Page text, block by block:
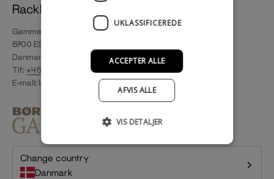
RackBuddy
Gammel Vardeevej 66a
6700 ESBJERG
Danmark
Tlf:+45 33 22 02 40
E-mail:info@rackbuddy.dk
Change country
Danmark
UKLASSIFICEREDE
ACCEPTER ALLE
AFVIS ALLE
VIS DETALJER